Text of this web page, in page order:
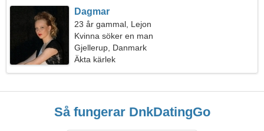
Dagmar
23 år gammal, Lejon
Kvinna söker en man
Gjellerup, Danmark
Äkta kärlek
Så fungerar DnkDatingGo